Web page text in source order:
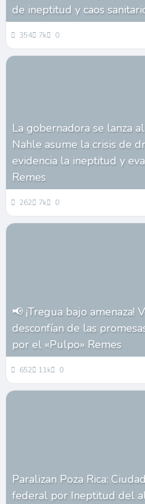
de ineptitud y caos
354 7k 0
La gobernadora se lanza
Nahle asume la crisis de
evidencia la ineptitud y
Remes
262 7k 0
📢 ¡Tregua bajo amenaza!
desconfían de las
por el «Pulpo» Remes
652 11k 0
Paralizan Poza Rica:
federal por Ineptitud del